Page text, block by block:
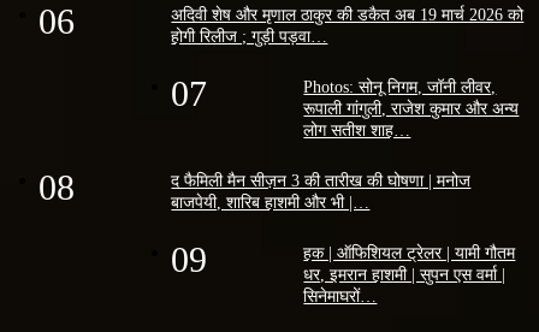
06
अदिवी शेष और मृणाल ठाकुर की डकैत अब 19 मार्च 2026 को
होगी रिलीज ; गुड़ी पड़वा…
07
Photos: सोनू निगम, जॉनी लीवर,
रूपाली गांगुली, राजेश कुमार और अन्य
लोग सतीश शाह…
08
द फैमिली मैन सीज़न 3 की तारीख की घोषणा | मनोज
बाजपेयी, शारिब हाशमी और भी |…
09
हक | ऑफिशियल ट्रेलर | यामी गौतम
धर, इमरान हाशमी | सुपन एस वर्मा |
सिनेमाघरों…